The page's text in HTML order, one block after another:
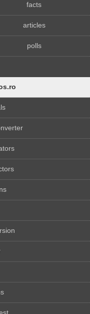
facts
articles
polls